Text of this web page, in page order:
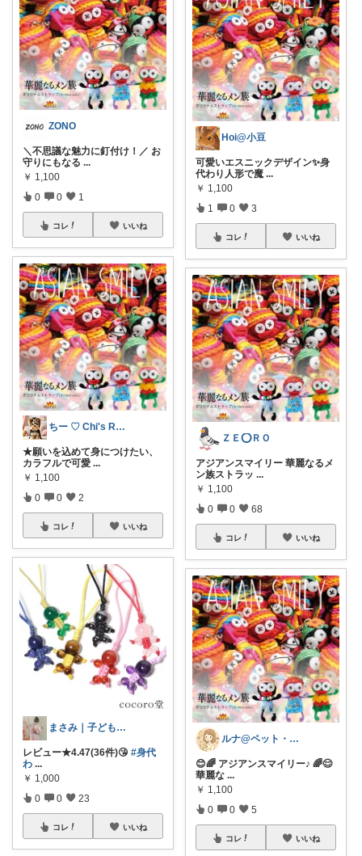
ZONO
＼不思議な魅力に釘付け！／ お
守りにもなる ...
￥ 1,100
0 0 1
コレ いいね
ちー ♡ Chi's Room
★願いを込めて身につけたい、
カラフルで可愛 ...
￥ 1,100
0 0 2
コレ いいね
まさみ｜子ども服・水着・季節グッズ🫶
レビュー★4.47(36件)😘 #身代
わ ...
￥ 1,000
0 0 23
コレ いいね
Hoi@小豆
可愛いエスニックデザイン✨身
代わり人形で魔 ...
￥ 1,100
1 0 3
コレ いいね
ＺＥ⭕ＲＯ
アジアンスマイリー 華麗なるメ
ン族ストラッ ...
￥ 1,100
0 0 68
コレ いいね
ルナ@ペット・雑貨
😊🌈 アジアンスマイリー♪ 🌈😊
華麗な ...
￥ 1,100
0 0 5
コレ いいね